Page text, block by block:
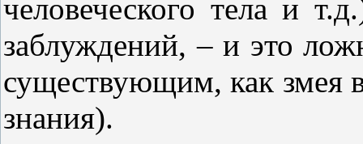
человеческого тела и
заблуждений, – и это
существующим, как змея
знания).